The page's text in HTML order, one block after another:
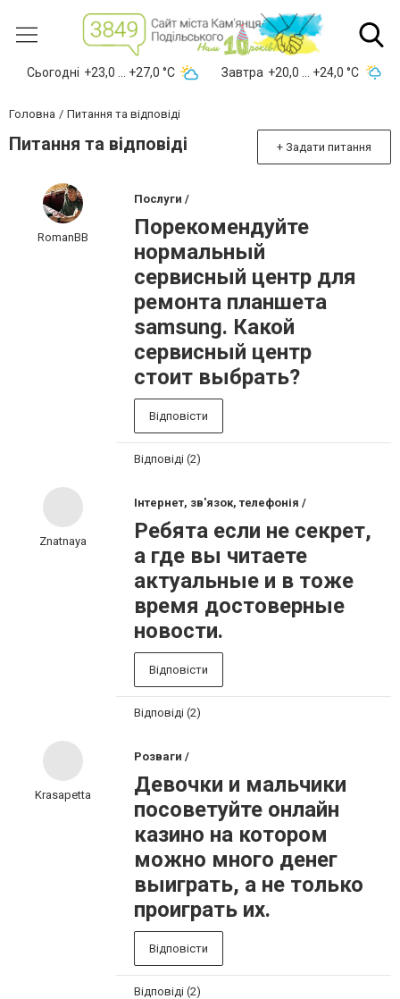
Сьогодні +23,0 ... +27,0 °С Завтра +20,0 ... +24,0 °С
Головна Питання та відповіді
Питання та відповіді + Задати питання
RomanBB
Послуги /
Порекомендуйте
нормальный
сервисный центр для
ремонта планшета
samsung. Какой
сервисный центр
стоит выбрать?
Відповісти
Відповіді (2)
Znatnaya
Інтернет, зв'язок, телефонія /
Ребята если не секрет,
а где вы читаете
актуальные и в тоже
время достоверные
новости.
Відповісти
Відповіді (2)
Krasapetta
Розваги /
Девочки и мальчики
посоветуйте онлайн
казино на котором
можно много денег
выиграть, а не только
проиграть их.
Відповісти
Відповіді (2)